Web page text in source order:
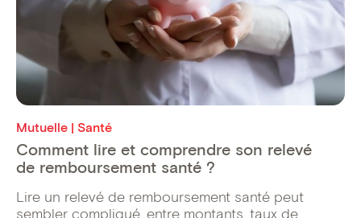
Mutuelle | Santé
Comment lire et comprendre son relevé
de remboursement santé ?
Lire un relevé de remboursement santé peut
sembler compliqué, entre montants, taux de